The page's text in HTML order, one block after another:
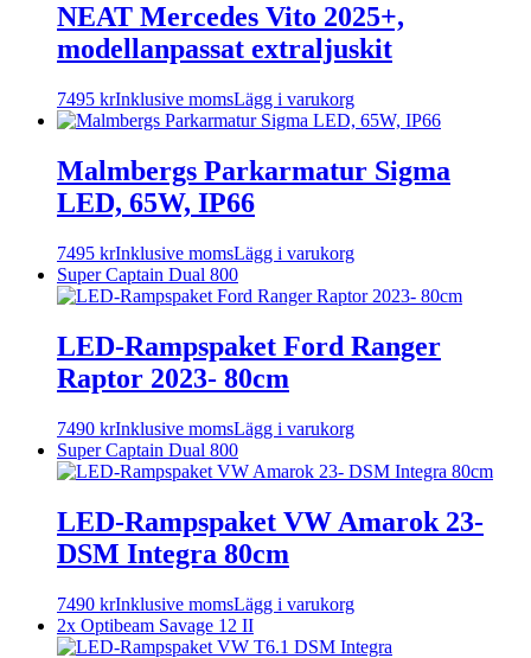
NEAT Mercedes Vito 2025+,
modellanpassat extraljuskit
7495 krInklusive momsLägg i varukorg
Malmbergs Parkarmatur Sigma
LED, 65W, IP66
7495 krInklusive momsLägg i varukorg
Super Captain Dual 800
LED-Rampspaket Ford Ranger
Raptor 2023- 80cm
7490 krInklusive momsLägg i varukorg
Super Captain Dual 800
LED-Rampspaket VW Amarok 23-
DSM Integra 80cm
7490 krInklusive momsLägg i varukorg
2x Optibeam Savage 12 II